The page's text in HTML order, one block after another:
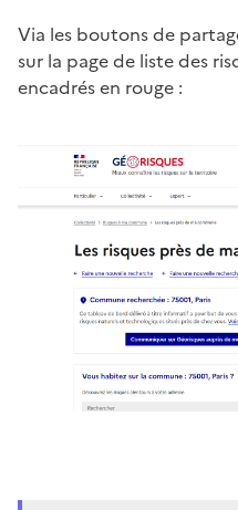
Via les boutons de
sur la page de liste des
encadrés en rouge :